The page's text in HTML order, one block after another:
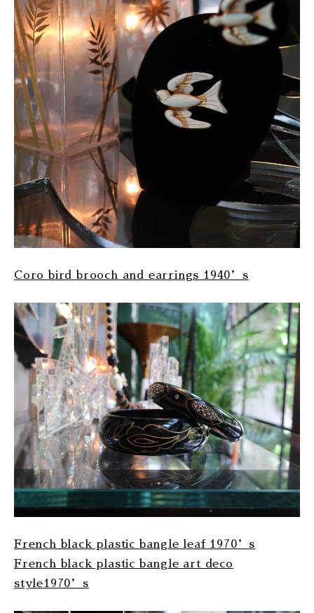
Coro bird brooch and earrings 1940’s
French black plastic bangle leaf 1970’s
French black plastic bangle art deco
style1970’s